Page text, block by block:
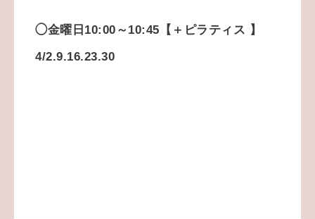
◯金曜日 10:00～10:45【＋ピラティス 】
4/2.9.16.23.30